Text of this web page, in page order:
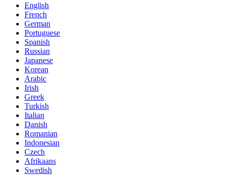
English
French
German
Portuguese
Spanish
Russian
Japanese
Korean
Arabic
Irish
Greek
Turkish
Italian
Danish
Romanian
Indonesian
Czech
Afrikaans
Swedish